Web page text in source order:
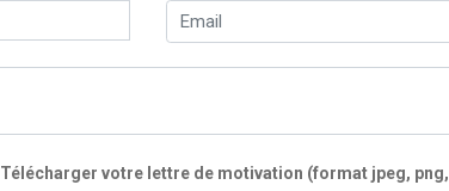
Télécharger votre lettre de motivation (format jpeg, png,